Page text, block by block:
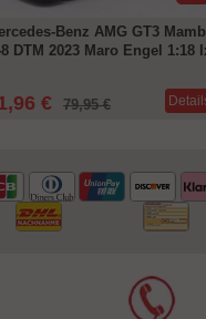
Benz AMG GT3
DTM 2023 Maro Engel 1:18
€ 79,95 €